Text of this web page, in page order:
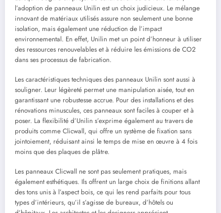
l’adoption de panneaux Unilin est un choix judicieux. Le mélange
innovant de matériaux utilisés assure non seulement une bonne
isolation, mais également une réduction de l’impact
environnemental. En effet, Unilin met un point d’honneur à utiliser
des ressources renouvelables et à réduire les émissions de CO2
dans ses processus de fabrication.
Les caractéristiques techniques des panneaux Unilin sont aussi à
souligner. Leur légèreté permet une manipulation aisée, tout en
garantissant une robustesse accrue. Pour des installations et des
rénovations minuscules, ces panneaux sont faciles à couper et à
poser. La flexibilité d’Unilin s’exprime également au travers de
produits comme Clicwall, qui offre un système de fixation sans
jointoiement, réduisant ainsi le temps de mise en œuvre à 4 fois
moins que des plaques de plâtre.
Les panneaux Clicwall ne sont pas seulement pratiques, mais
également esthétiques. Ils offrent un large choix de finitions allant
des tons unis à l’aspect bois, ce qui les rend parfaits pour tous
types d’intérieurs, qu’il s’agisse de bureaux, d’hôtels ou